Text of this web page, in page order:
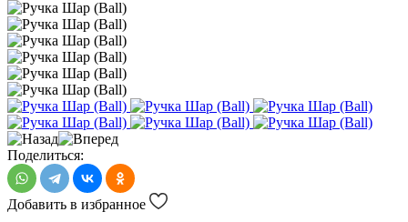
Поделиться:
Добавить в избранное